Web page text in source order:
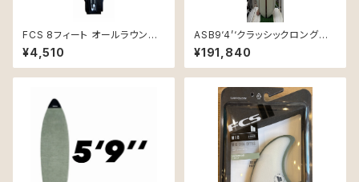
FCS 8フィート オールラウンド
クラシック リーシュコード ブラッ
ク新品
¥4,510
ASB9‘4’‘クラッシックロングボ
ード
¥191,840